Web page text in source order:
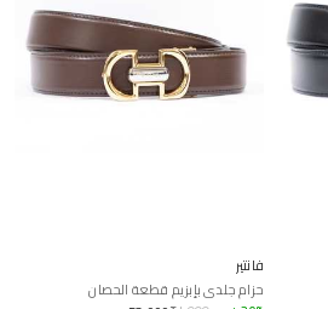
فانتير
حزام جلدي بإبزيم قطعة الحصان